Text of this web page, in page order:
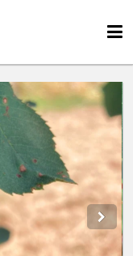
data protection